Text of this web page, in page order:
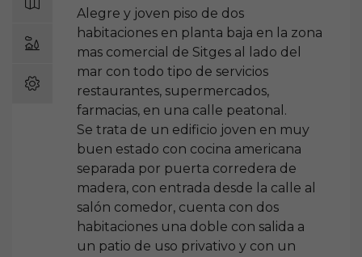
Alegre y joven piso de dos
habitaciones en planta baja en la zona
mas comercial de Sitges al lado del
mar con todo tipo de servicios
restaurantes, supermercados,
farmacias, en una calle peatonal.
Se trata de un edificio joven en muy
buen estado con cocina americana
separada por puerta corredera de
madera, con entrada desde la calle al
salón comedor, cuenta con dos
habitaciones una doble con salida a
un patio de uso privativo y con un